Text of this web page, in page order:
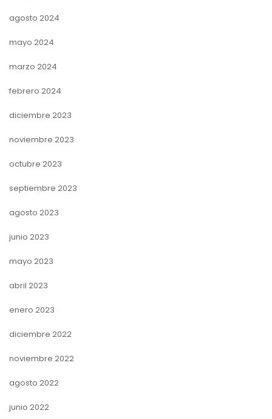
agosto 2024
mayo 2024
marzo 2024
febrero 2024
diciembre 2023
noviembre 2023
octubre 2023
septiembre 2023
agosto 2023
junio 2023
mayo 2023
abril 2023
enero 2023
diciembre 2022
noviembre 2022
agosto 2022
junio 2022